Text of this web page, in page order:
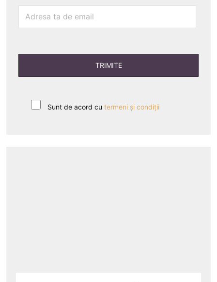
Sunt de acord cutermeni și condiții